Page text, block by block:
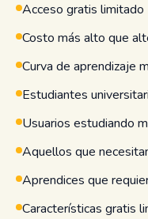
Acceso gratis limitado
Costo más alto que
Curva de aprendizaje
Estudiantes
Usuarios estudiando
Aquellos que
Aprendices que
Características gratis